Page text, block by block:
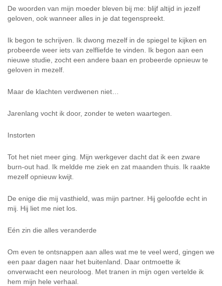
De woorden van mijn moeder bleven bij me: blijf altijd in jezelf
geloven, ook wanneer alles in je dat tegenspreekt.
Ik begon te schrijven. Ik dwong mezelf in de spiegel te kijken en
probeerde weer iets van zelfliefde te vinden. Ik begon aan een
nieuwe studie, zocht een andere baan en probeerde opnieuw te
geloven in mezelf.
Maar de klachten verdwenen niet…
Jarenlang vocht ik door, zonder te weten waartegen.
Instorten
Tot het niet meer ging. Mijn werkgever dacht dat ik een zware
burn-out had. Ik meldde me ziek en zat maanden thuis. Ik raakte
mezelf opnieuw kwijt.
De enige die mij vasthield, was mijn partner. Hij geloofde echt in
mij. Hij liet me niet los.
Eén zin die alles veranderde
Om even te ontsnappen aan alles wat me te veel werd, gingen we
een paar dagen naar het buitenland. Daar ontmoette ik
onverwacht een neuroloog. Met tranen in mijn ogen vertelde ik
hem mijn hele verhaal.